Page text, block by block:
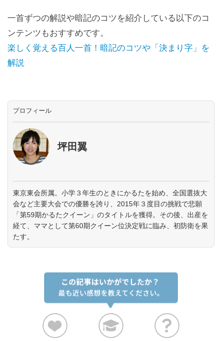
一首ずつの解説や暗記のコツを紹介している以下のコ
ンテンツもおすすめです。
楽しく覚える百人一首！暗記のコツや「決まり字」を
解説
プロフィール
坪田翼
東京東会所属。小学３年生のときにかるたを始め、全国選抜大
会など主要大会での優勝を誇り、2015年３度目の挑戦で悲願
「第59期かるたクイーン」のタイトルを獲得。その後、出産を
経て、ママとして第60期クイーン位決定戦に臨み、初防衛を果
たす。